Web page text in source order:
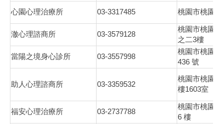
心園心理治療所 03-3317485 桃園市桃園
澈心理諮商所 03-3579128
桃園市桃園
之二3樓
當陽之境身心診所 03-3557998
桃園市桃園
436 號
助人心理諮商所 03-3359532
桃園市桃園
樓1603室
福安心理治療所 03-2737788
桃園市桃園
6 樓